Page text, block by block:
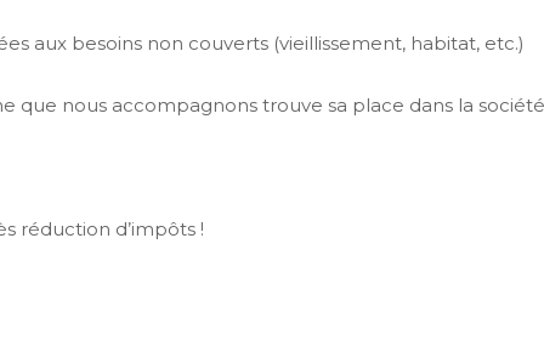
aux besoins non couverts (vieillissement, habitat, etc.)
nous accompagnons trouve sa place dans la société
réduction d’impôts !